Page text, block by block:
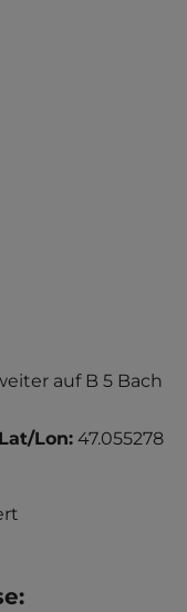
auf B 5 Bach
Lat/Lon: 47.055278
: